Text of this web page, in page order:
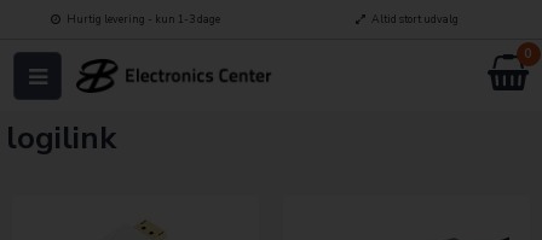
Hurtig levering - kun 1-3 dage Altid stort udvalg
0
logilink